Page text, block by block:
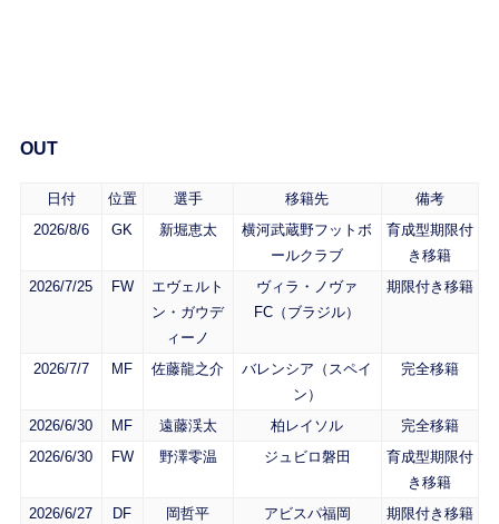
OUT
日付 位置 選手 移籍先
備考
2026/8/6
GK 新堀恵太
横河武蔵野フットボ
ールクラブ
育成型期限付
き移籍
2026/7/25
FW
エヴェルト
ン・ガウデ
ィーノ
ヴィラ・ノヴァ
FC（ブラジル）
期限付き移籍
2026/7/7 MF 佐藤龍之介
バレンシア（スペイ
ン）
完全移籍
2026/6/30 MF 遠藤渓太 柏レイソル
完全移籍
2026/6/30
FW 野澤零温 ジュビロ磐田
育成型期限付
き移籍
2026/6/27
DF 岡哲平 アビスパ福岡
期限付き移籍